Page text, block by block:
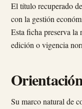
El título recuperado
con la gestión
Esta ficha preserva la
edición o vigencia
Su marco natural de